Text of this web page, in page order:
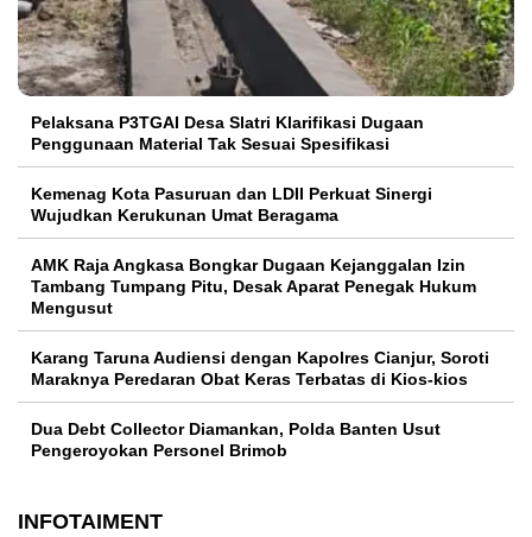
Pelaksana P3TGAI Desa Slatri Klarifikasi Dugaan
Penggunaan Material Tak Sesuai Spesifikasi
Kemenag Kota Pasuruan dan LDII Perkuat Sinergi
Wujudkan Kerukunan Umat Beragama
AMK Raja Angkasa Bongkar Dugaan Kejanggalan Izin
Tambang Tumpang Pitu, Desak Aparat Penegak Hukum
Mengusut
Karang Taruna Audiensi dengan Kapolres Cianjur, Soroti
Maraknya Peredaran Obat Keras Terbatas di Kios-kios
Dua Debt Collector Diamankan, Polda Banten Usut
Pengeroyokan Personel Brimob
INFOTAIMENT